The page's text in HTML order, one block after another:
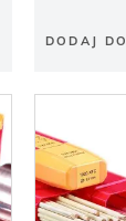
DODAJ